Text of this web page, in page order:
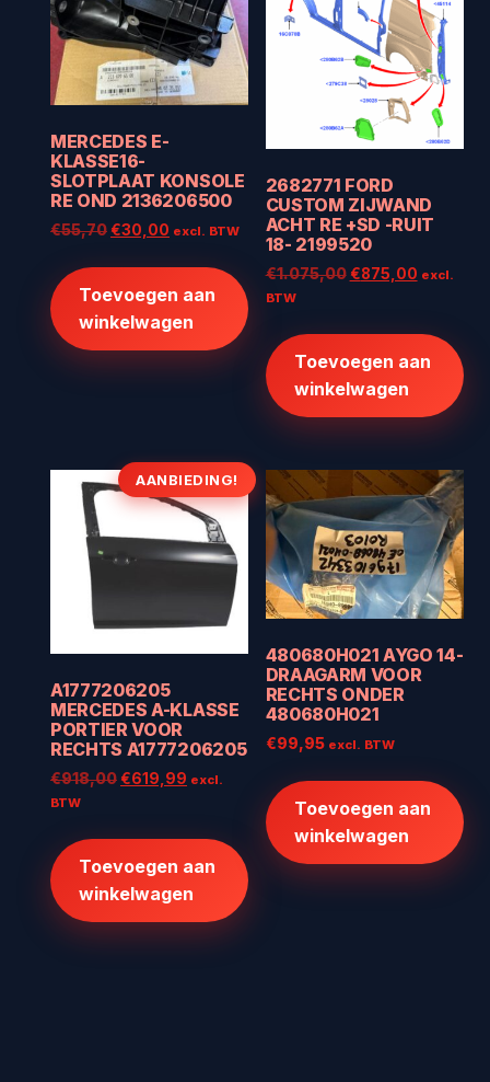
MERCEDES E-
KLASSE16-
SLOTPLAAT KONSOLE
RE OND 2136206500
€55,70Oorspronkelijke
€55,70.
€30,00 Huidige
€30,00.
excl. BTW
Toevoegen aan
winkelwagen
2682771 FORD
CUSTOM ZIJWAND
ACHT RE +SD -RUIT
18- 2199520
€1.075,00 Oorspronkelijke
€1.075,00.
€875,00Huidige
€875,00.
excl.
BTW
Toevoegen aan
winkelwagen
AANBIEDING!
A1777206205
MERCEDES A-KLASSE
PORTIER VOOR
RECHTS A1777206205
€918,00Oorspronkelijke
€619,99 Huidige
€619,99.
excl.
BTW
Toevoegen aan
winkelwagen
480680H021 AYGO 14-
DRAAGARM VOOR
RECHTS ONDER
480680H021
€99,95 excl. BTW
Toevoegen aan
winkelwagen